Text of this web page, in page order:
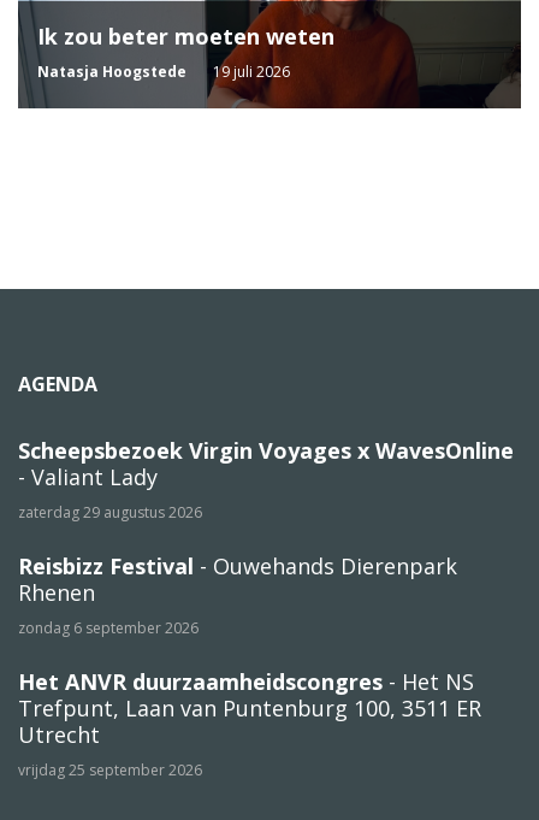
Ik zou beter moeten weten
Natasja Hoogstede 19 juli 2026
AGENDA
Scheepsbezoek Virgin Voyages x WavesOnline
- Valiant Lady
zaterdag 29 augustus 2026
Reisbizz Festival - Ouwehands Dierenpark
Rhenen
zondag 6 september 2026
Het ANVR duurzaamheidscongres - Het NS
Trefpunt, Laan van Puntenburg 100, 3511 ER
Utrecht
vrijdag 25 september 2026